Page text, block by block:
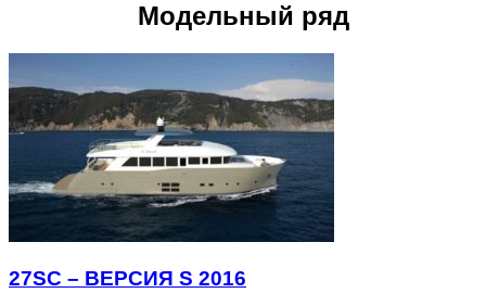
Модельный ряд
27SC – ВЕРСИЯ S 2016